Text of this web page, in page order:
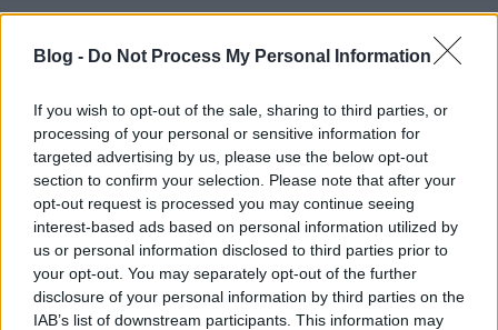
Blog - Do Not Process My Personal Information
If you wish to opt-out of the sale, sharing to third parties, or
processing of your personal or sensitive information for
targeted advertising by us, please use the below opt-out
section to confirm your selection. Please note that after your
opt-out request is processed you may continue seeing
interest-based ads based on personal information utilized by
us or personal information disclosed to third parties prior to
your opt-out. You may separately opt-out of the further
disclosure of your personal information by third parties on the
IAB’s list of downstream participants. This information may
Rothstein
16 éve
Nagyon kivancsi vagyok hogy mit tud elerni ez a
generacio. Tiszta ideg voltam mar tegnap.
Hajra sracok (es hajra Gyor is mellekesen)!
Miskolcifan
16 éve
Vezetünk!Nemes.